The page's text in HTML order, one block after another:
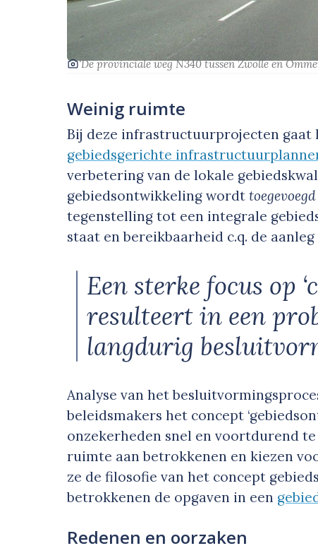
‘De provinciale weg N340 tussen Zwolle en
Weinig ruimte
Bij deze infrastructuurprojecten gaat
gebiedsgerichte
verbetering van de lokale
gebiedsontwikkeling wordttoegevoegd
tegenstelling tot een integrale
staat en bereikbaarheid c.q. de
Een sterke focus op
resulteert in een
langdurig
Analyse van het
beleidsmakers het concept
onzekerheden snel en voortdurend
ruimte aan betrokkenen en kiezen
ze de filosofie van het concept
betrokkenen de opgaven in een
Redenen en oorzaken